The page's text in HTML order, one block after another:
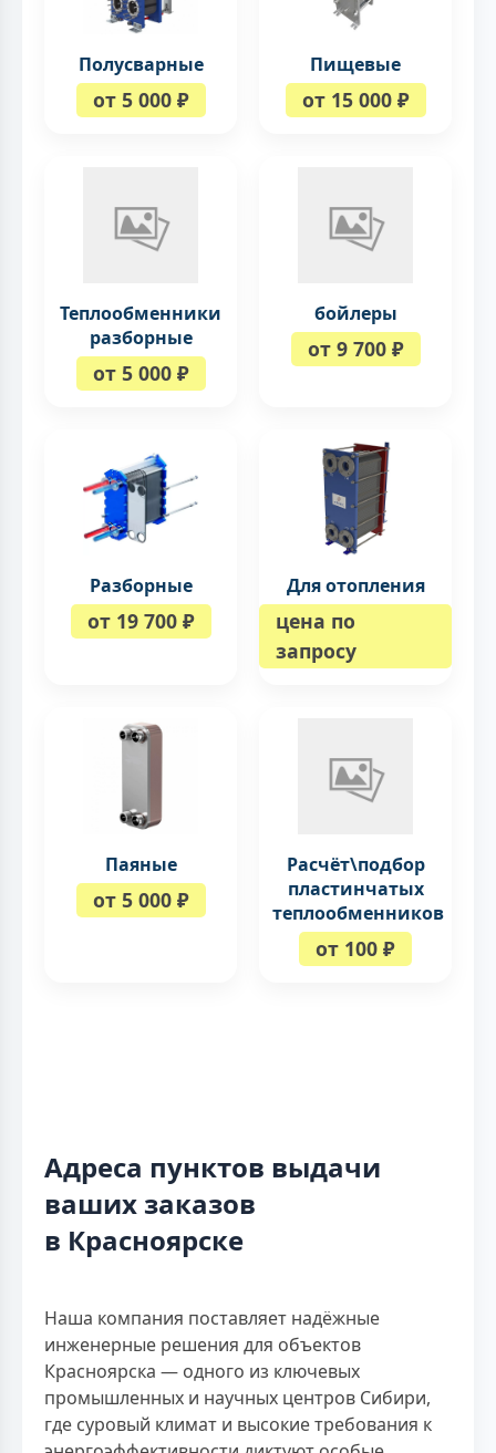
Полусварные
от 5 000 ₽
Пищевые
от 15 000 ₽
Теплообменники
разборные
от 5 000 ₽
бойлеры
от 9 700 ₽
Разборные
от 19 700 ₽
Для отопления
цена по
запросу
Паяные
от 5 000 ₽
Расчёт\подбор
пластинчатых
теплообменников
от 100 ₽
Адреса пунктов выдачи
ваших заказов
в Красноярске
Наша компания поставляет надёжные
инженерные решения для объектов
Красноярска — одного из ключевых
промышленных и научных центров Сибири,
где суровый климат и высокие требования к